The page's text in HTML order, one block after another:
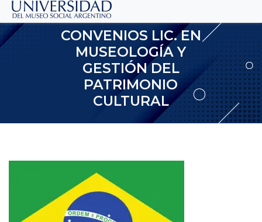
CONVENIOS LIC. EN
MUSEOLOGÍA Y
GESTIÓN DEL
PATRIMONIO
CULTURAL